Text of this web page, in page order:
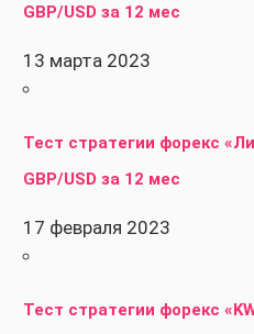
GBP/USD за 12 мес
13 марта 2023
Тест стратегии форекс
GBP/USD за 12 мес
17 февраля 2023
Тест стратегии форекс